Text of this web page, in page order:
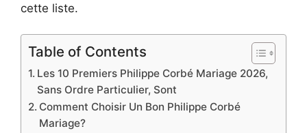
cette liste.
Table of Contents
Les 10 Premiers Philippe Corbé Mariage 2026,
Sans Ordre Particulier, Sont
Comment Choisir Un Bon Philippe Corbé
Mariage?